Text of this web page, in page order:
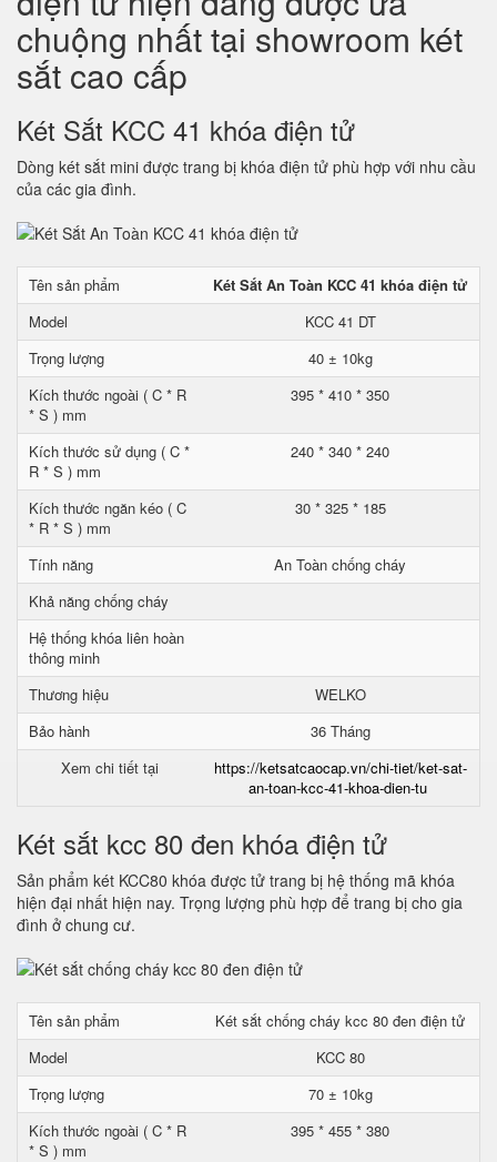
chuộng nhất tại showroom két
sắt cao cấp
Két Sắt KCC 41 khóa điện tử
Dòng két sắt mini được trang bị khóa điện tử phù hợp với nhu cầu
của các gia đình.
Tên sản phẩm
Két Sắt An Toàn KCC 41 khóa điện tử
Model
KCC 41 DT
Trọng lượng
40 ± 10kg
Kích thước ngoài ( C * R
* S ) mm
395 * 410 * 350
Kích thước sử dụng ( C *
R * S ) mm
240 * 340 * 240
Kích thước ngăn kéo ( C
* R * S ) mm
30 * 325 * 185
Tính năng
An Toàn chống cháy
Khả năng chống cháy
Hệ thống khóa liên hoàn
thông minh
Thương hiệu
WELKO
Bảo hành
36 Tháng
Xem chi tiết tại
https://ketsatcaocap.vn/chi-tiet/ket-sat-
an-toan-kcc-41-khoa-dien-tu
Két sắt kcc 80 đen khóa điện tử
Sản phẩm két KCC80 khóa được tử trang bị hệ thống mã khóa
hiện đại nhất hiện nay. Trọng lượng phù hợp để trang bị cho gia
đình ở chung cư.
Tên sản phẩm
Két sắt chống cháy kcc 80 đen điện tử
Model
KCC 80
Trọng lượng
70 ± 10kg
Kích thước ngoài ( C * R
* S ) mm
395 * 455 * 380